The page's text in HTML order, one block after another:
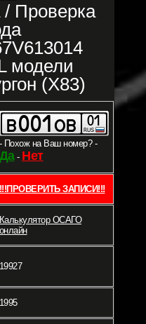
Проверка
модели
(X83)
- Похож на Ваш номер? -
Да- Нет
!!!ПРОВЕРИТЬ ЗАПИСИ!!!
Калькулятор ОСАГО
онлайн
19927
1995